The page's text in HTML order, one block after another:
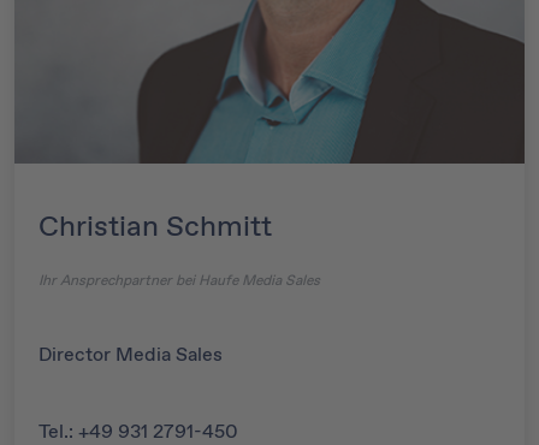
Christian Schmitt
Ihr Ansprechpartner bei Haufe Media Sales
Director Media Sales
Tel.: +49 931 2791-450